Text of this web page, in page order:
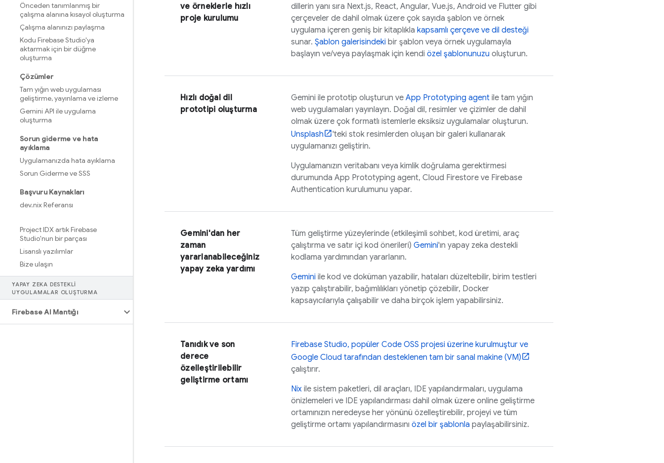
Önceden tanımlanmış bir
çalışma alanına kısayol oluşturma
Çalışma alanınızı paylaşma
Kodu Firebase Studio'ya
aktarmak için bir düğme
oluşturma
Çözümler
Tam yığın web uygulaması
geliştirme,yayınlama ve izleme
Gemini API ile uygulama
oluşturma
Sorun giderme ve hata
ayıklama
Uygulamanızda hata ayıklama
Sorun Giderme ve SSS
Başvuru Kaynakları
dev.nix Referansı
Project IDX artık Firebase
Studio'nun bir parçası
Lisanslı yazılımlar
Bize ulaşın
YAPAY ZEKA DESTEKLI
UYGULAMALAR OLUŞTURMA
Firebase AI Mantığı
ve örneklerle hızlı
proje kurulumu
dillerin yanı sıra Next.js, React, Angular, Vue.js, Android ve Flutter gibi
çerçeveler de dahil olmak üzere çok sayıda şablon ve örnek
uygulama içeren geniş bir kitaplıkla kapsamlı çerçeve ve dil desteği
sunar. Şablon galerisindeki bir şablon veya örnek uygulamayla
başlayın ve/veya paylaşmak için kendi özel şablonunuzu oluşturun.
Hızlı doğal dil
prototipi oluşturma
Gemini ile prototip oluşturun ve App Prototyping agent ile tam yığın
web uygulamaları yayınlayın. Doğal dil, resimler ve çizimler de dahil
olmak üzere çok formatlı istemlerle eksiksiz uygulamalar oluşturun.
Unsplash
'teki stok resimlerden oluşan bir galeri kullanarak
uygulamanızı geliştirin.
Uygulamanızın veritabanı veya kimlik doğrulama gerektirmesi
durumunda App Prototyping agent, Cloud Firestore ve Firebase
Authentication kurulumunu yapar.
Gemini'dan her
zaman
yararlanabileceğiniz
yapay zeka yardımı
Tüm geliştirme yüzeylerinde (etkileşimli sohbet, kod üretimi, araç
çalıştırma ve satır içi kod önerileri) Gemini'ın yapay zeka destekli
kodlama yardımından yararlanın.
Gemini ile kod ve doküman yazabilir, hataları düzeltebilir, birim testleri
yazıp çalıştırabilir, bağımlılıkları yönetip çözebilir, Docker
kapsayıcılarıyla çalışabilir ve daha birçok işlem yapabilirsiniz.
Tanıdık ve son
derece
özelleştirilebilir
geliştirme ortamı
Firebase Studio, popüler Code OSS projesi üzerine kurulmuştur ve
Google Cloud tarafından desteklenen tam bir sanal makine (VM)
çalıştırır.
Nix ile sistem paketleri, dil araçları, IDE yapılandırmaları, uygulama
önizlemeleri ve IDE yapılandırması dahil olmak üzere online geliştirme
ortamınızın neredeyse her yönünü özelleştirebilir, projeyi ve tüm
geliştirme ortamı yapılandırmasını özel bir şablonla paylaşabilirsiniz.